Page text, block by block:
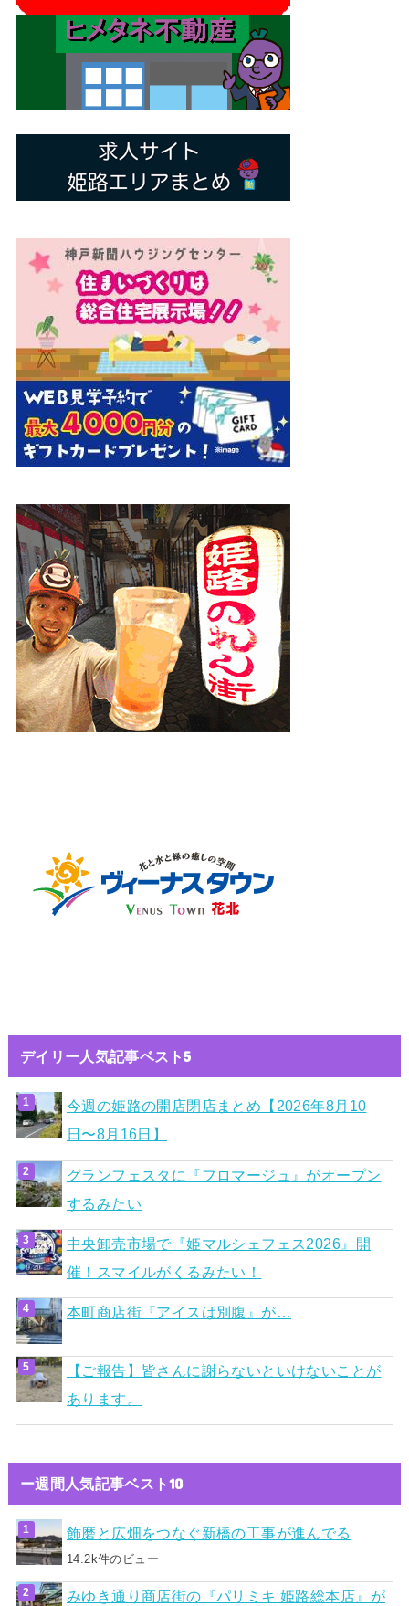
デイリー人気記事ベスト5
今週の姫路の開店閉店まとめ【2026年8月10
日〜8月16日】
グランフェスタに『フロマージュ』がオープン
するみたい
中央卸売市場で『姫マルシェフェス2026』開
催！スマイルがくるみたい！
本町商店街『アイスは別腹』が…
【ご報告】皆さんに謝らないといけないことが
あります。
ー週間人気記事ベスト10
飾磨と広畑をつなぐ新橋の工事が進んでる
14.2k件のビュー
みゆき通り商店街の『パリミキ 姫路総本店』が